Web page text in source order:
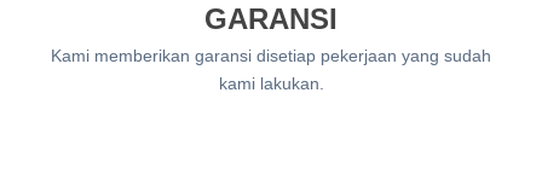
GARANSI
Kami memberikan garansi disetiap pekerjaan yang sudah
kami lakukan.